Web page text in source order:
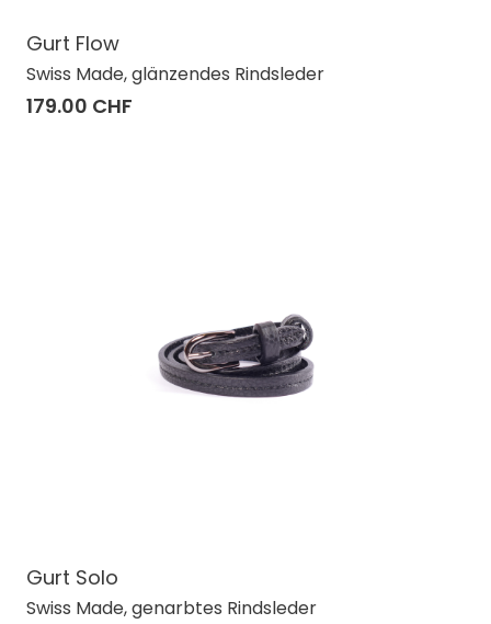
Gurt Flow
Swiss Made, glänzendes Rindsleder
179.00 CHF
Gurt Solo
Swiss Made, genarbtes Rindsleder